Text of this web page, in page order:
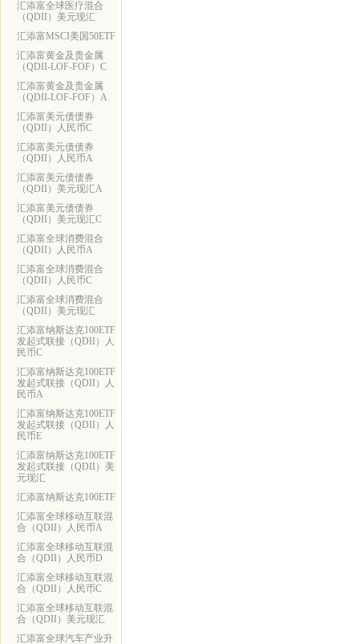
汇添富全球医疗混合
（QDII）美元现汇
汇添富MSCI美国50ETF
汇添富黄金及贵金属
（QDII-LOF-FOF）C
汇添富黄金及贵金属
（QDII-LOF-FOF）A
汇添富美元债债券
（QDII）人民币C
汇添富美元债债券
（QDII）人民币A
汇添富美元债债券
（QDII）美元现汇A
汇添富美元债债券
（QDII）美元现汇C
汇添富全球消费混合
（QDII）人民币A
汇添富全球消费混合
（QDII）人民币C
汇添富全球消费混合
（QDII）美元现汇
汇添富纳斯达克100ETF
发起式联接（QDII）人
民币C
汇添富纳斯达克100ETF
发起式联接（QDII）人
民币A
汇添富纳斯达克100ETF
发起式联接（QDII）人
民币E
汇添富纳斯达克100ETF
发起式联接（QDII）美
元现汇
汇添富纳斯达克100ETF
汇添富全球移动互联混
合（QDII）人民币A
汇添富全球移动互联混
合（QDII）人民币D
汇添富全球移动互联混
合（QDII）人民币C
汇添富全球移动互联混
合（QDII）美元现汇
汇添富全球汽车产业升